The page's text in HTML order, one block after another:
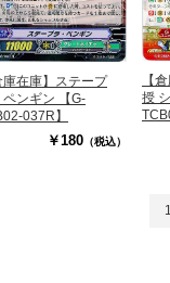
庫在庫】ステープ
ペンギン 【G-
037R】
￥180 （税込）
【
授